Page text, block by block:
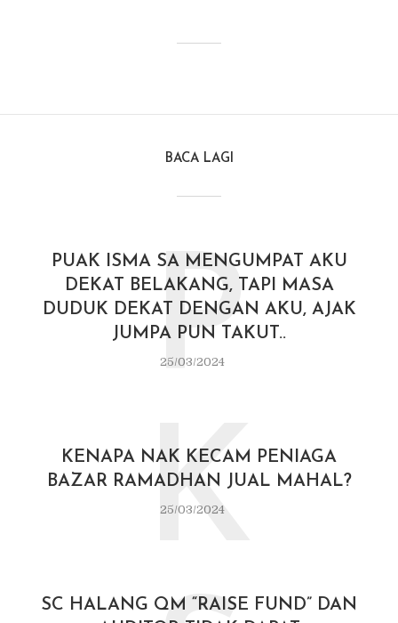
BACA LAGI
PUAK ISMA SA MENGUMPAT AKU
DEKAT BELAKANG, TAPI MASA
DUDUK DEKAT DENGAN AKU, AJAK
JUMPA PUN TAKUT..
25/03/2024
P
KENAPA NAK KECAM PENIAGA
BAZAR RAMADHAN JUAL MAHAL?
25/03/2024
K
SC HALANG QM “RAISE FUND” DAN